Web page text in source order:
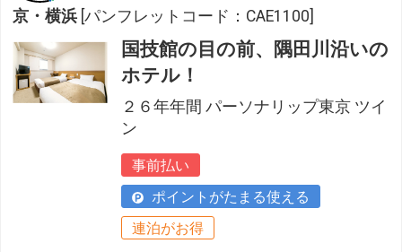
京・横浜 [パンフレットコード：CAE1100]
国技館の目の前、隅田川沿いの
ホテル！
２６年年間 パーソナリップ東京 ツイ
ン
事前払い
ポイントがたまる使える
連泊がお得